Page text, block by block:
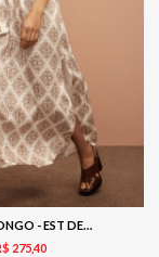
VESTIDO LONGO - EST DETALHES
27540